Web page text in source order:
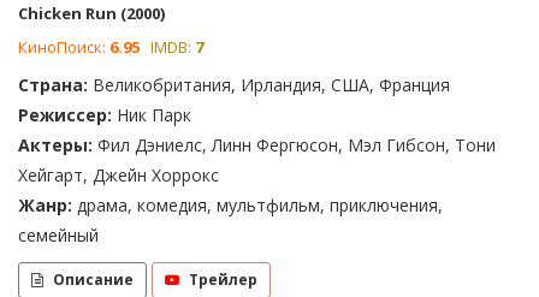
Chicken Run (2000)
КиноПоиск: 6.95 IMDB: 7
Страна: Великобритания, Ирландия, США, Франция
Режиссер: Ник Парк
Актеры: Фил Дэниелс, Линн Фергюсон, Мэл Гибсон, Тони
Хейгарт, Джейн Хоррокс
Жанр: драма, комедия, мультфильм, приключения,
семейный
Описание Трейлер